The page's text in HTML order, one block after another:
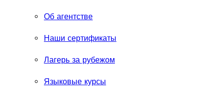
Об агентстве
Наши сертификаты
Лагерь за рубежом
Языковые курсы